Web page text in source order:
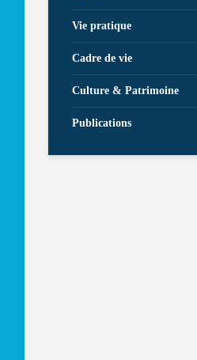
Vie pratique
Cadre de vie
Culture & Patrimoine
Publications